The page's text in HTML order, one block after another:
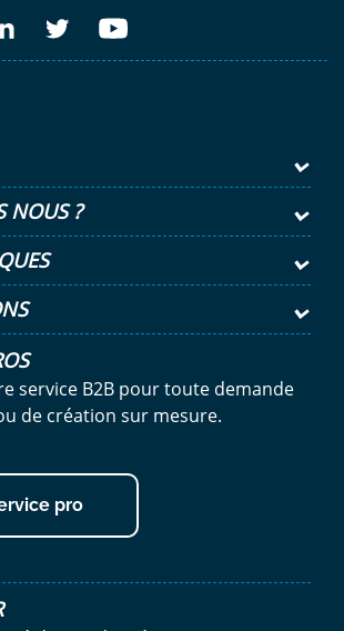
NOUS ?
service B2B pour toute demande
de création sur mesure.
pro